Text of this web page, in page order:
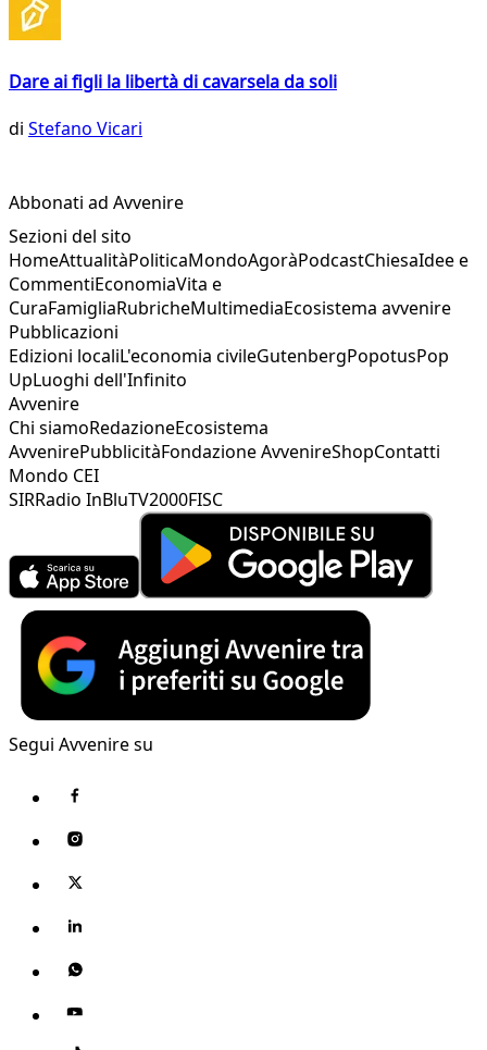
Dare ai figli la libertà di cavarsela da soli
di Stefano Vicari
Abbonati ad Avvenire
Sezioni del sito
HomeAttualitàPoliticaMondoAgoràPodcastChiesaIdee e
CommentiEconomiaVita e
CuraFamigliaRubricheMultimediaEcosistema avvenire
Pubblicazioni
Edizioni localiL'economia civileGutenbergPopotusPop
UpLuoghi dell'Infinito
Avvenire
Chi siamoRedazioneEcosistema
AvvenirePubblicitàFondazione AvvenireShopContatti
Mondo CEI
SIRRadio InBluTV2000FISC
Segui Avvenire su